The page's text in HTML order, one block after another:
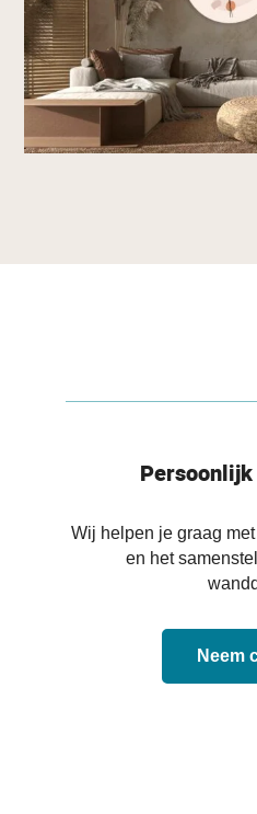
Wij helpen je graag
en het
Neem